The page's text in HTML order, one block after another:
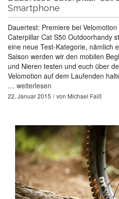
Smartphone
Dauertest: Premiere bei
Caterpillar Cat S50 Outdoorhandy
eine neue Test-Kategorie, nämlich
Saison werden wir den mobilen
und Nieren testen und euch über
Velomotion auf dem Laufenden
… weiterlesen
22. Januar 2015 von Michael Faiß